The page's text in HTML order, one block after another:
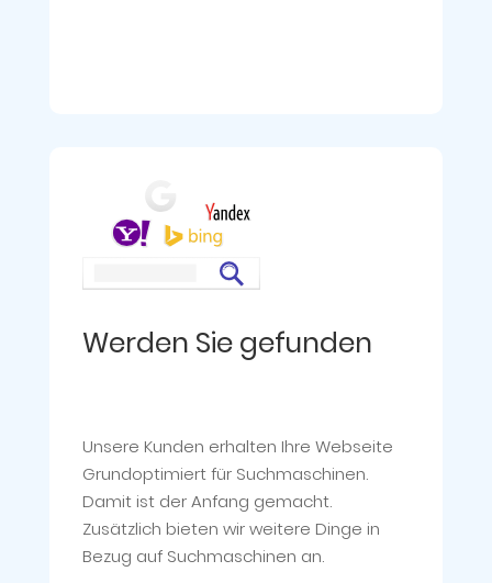
Werden Sie gefunden
Unsere Kunden erhalten Ihre Webseite
Grundoptimiert für Suchmaschinen.
Damit ist der Anfang gemacht.
Zusätzlich bieten wir weitere Dinge in
Bezug auf Suchmaschinen an.